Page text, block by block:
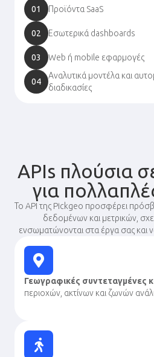
01 Προϊόντα SaaS
02 Εσωτερικά dashboards
03 Web ή mobile εφαρμογές
04
Αναλυτικά μοντέλα και
διαδικασίες
APIs πλούσια
για
Το API της Pickgeo προσφέρει
δεδομένων και μετρικών,
ενσωματώνονται στα έργα σας και
Γεωγραφικές συντεταγμένες
περιοχών, ακτίνων και ζωνών